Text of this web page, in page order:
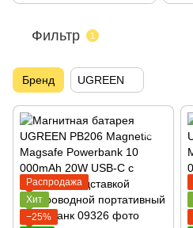
Фильтр 1
Бренд UGREEN
Распродажа
Хит
−25%